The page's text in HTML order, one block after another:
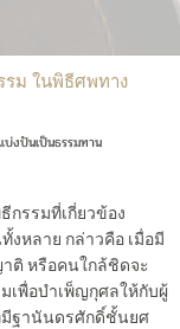
ม ในพิธีศพทาง
บ่งปันเป็นธรรมทาน
กรรมที่เกี่ยวข้อง
หลาย กล่าวคือ เมื่อมี
ติ หรือคนใกล้ชิดจะ
เพื่อบำเพ็ญกุศลให้กับผู้
ฐานันดรศักดิ์ชั้นยศ